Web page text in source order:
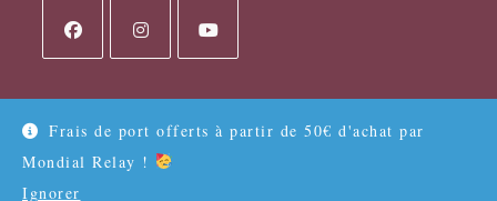
Frais de port offerts à partir de 50€ d'achat par
Mondial Relay !
Ignorer
dans
un
nouvel
dans
un
nouvel
dans
un
Mentions légales
© APIKETA TOUS DROITS RÉSERVÉS - MERCI À L'AIDE DE LA CMA